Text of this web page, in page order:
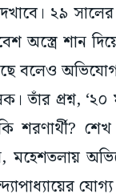
২৯
অস্ত্রে শান
বলেও
তাঁর প্রশ্ন,
শেখ
মহেশতলায়